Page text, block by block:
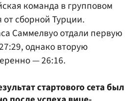
команда в групповом
сборной Турции.
Саммелвуо отдали первую
однако вторую
— 26:16.
стартового сета был